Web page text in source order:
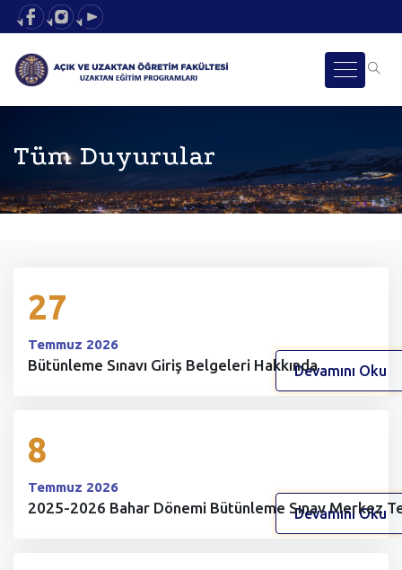
Tüm Duyurular
27
Temmuz 2026
Bütünleme Sınavı Giriş Belgeleri HakkındaDevamını Oku
8
Temmuz 2026
2025-2026 Bahar Dönemi Bütünleme Sınav Merkez
Devamını Oku